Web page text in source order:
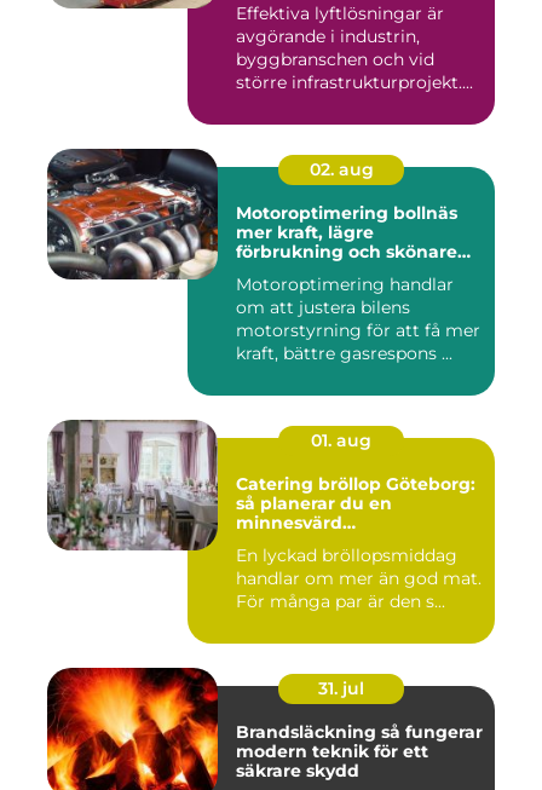
Effektiva lyftlösningar är
avgörande i industrin,
byggbranschen och vid
större infrastrukturprojekt....
02. aug
Motoroptimering bollnäs
mer kraft, lägre
förbrukning och skönare
Motoroptimering handlar
om att justera bilens
motorstyrning för att få mer
kraft, bättre gasrespons ...
01. aug
Catering bröllop Göteborg:
så planerar du en
minnesvärd
En lyckad bröllopsmiddag
handlar om mer än god mat.
För många par är den s...
31. jul
Brandsläckning så fungerar
modern teknik för ett
säkrare skydd